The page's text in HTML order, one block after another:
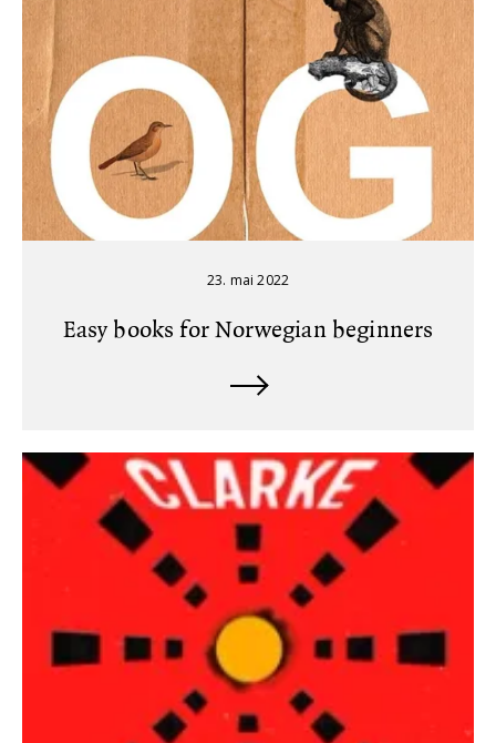
23. mai 2022
Easy books for Norwegian beginners